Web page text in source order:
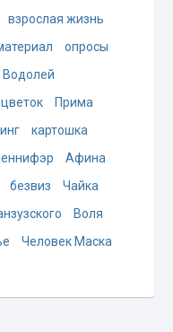
взрослая жизнь
опросы
Водолей
Прима
картошка
Афина
безвиз
Чайка
Воля
Человек Маска